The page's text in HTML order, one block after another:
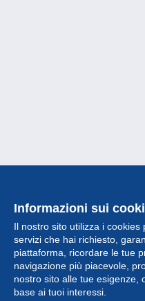
Informazioni sui
Il nostro sito utilizza i
servizi che hai richiesto,
piattaforma, ricordare le tue
navigazione più piacevole,
nostro sito alle tue esigenze,
base ai tuoi interessi.
Collezione